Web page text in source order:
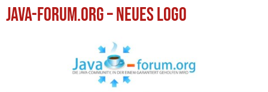
Java-Forum.org – neues Logo